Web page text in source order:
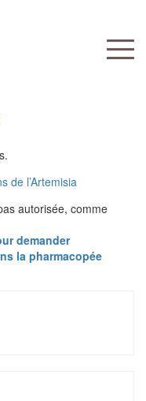
de l’Artemisia
autorisée, comme
demander
la pharmacopée